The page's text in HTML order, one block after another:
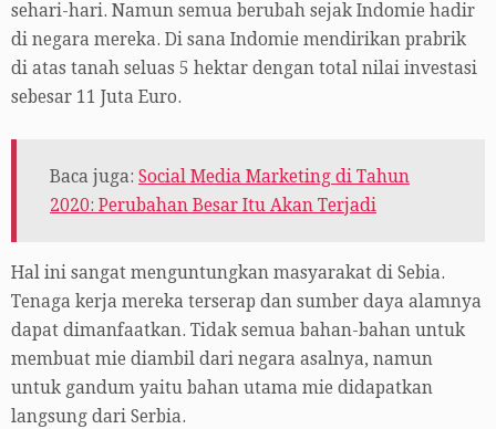
sehari-hari. Namun semua berubah sejak Indomie hadir
di negara mereka. Di sana Indomie mendirikan prabrik
di atas tanah seluas 5 hektar dengan total nilai investasi
sebesar 11 Juta Euro.
Baca juga: Social Media Marketing di Tahun
2020: Perubahan Besar Itu Akan Terjadi
Hal ini sangat menguntungkan masyarakat di Sebia.
Tenaga kerja mereka terserap dan sumber daya alamnya
dapat dimanfaatkan. Tidak semua bahan-bahan untuk
membuat mie diambil dari negara asalnya, namun
untuk gandum yaitu bahan utama mie didapatkan
langsung dari Serbia.